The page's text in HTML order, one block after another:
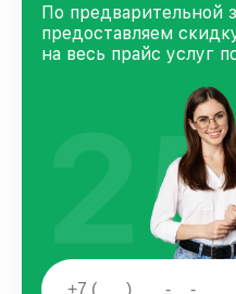
По предварительной
предоставляем
на весь прайс услуг